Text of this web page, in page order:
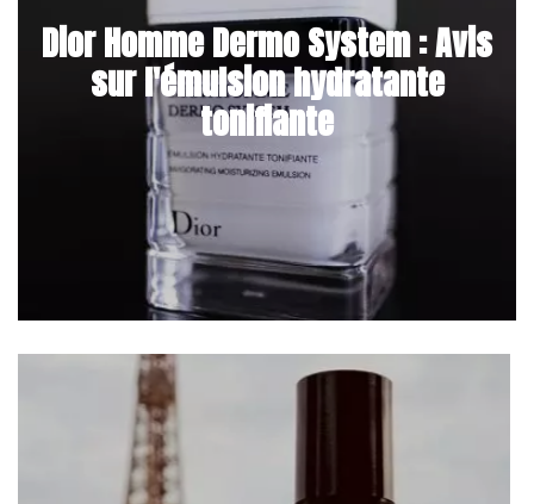
Dior Homme Dermo System : Avis
sur l'émulsion hydratante
tonifiante